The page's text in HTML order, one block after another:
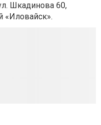
Шкадинова 60,
«Иловайск».